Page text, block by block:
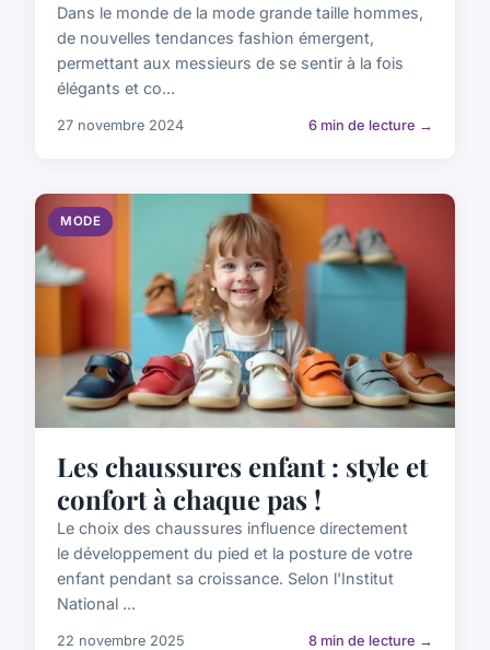
Dans le monde de la mode grande taille hommes,
de nouvelles tendances fashion émergent,
permettant aux messieurs de se sentir à la fois
élégants et co...
27 novembre 2024 6 min de lecture →
MODE
Les chaussures enfant : style et
confort à chaque pas !
Le choix des chaussures influence directement
le développement du pied et la posture de votre
enfant pendant sa croissance. Selon l'Institut
National ...
22 novembre 2025 8 min de lecture →